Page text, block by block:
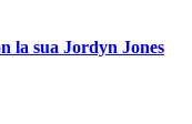
la sua Jordyn Jones